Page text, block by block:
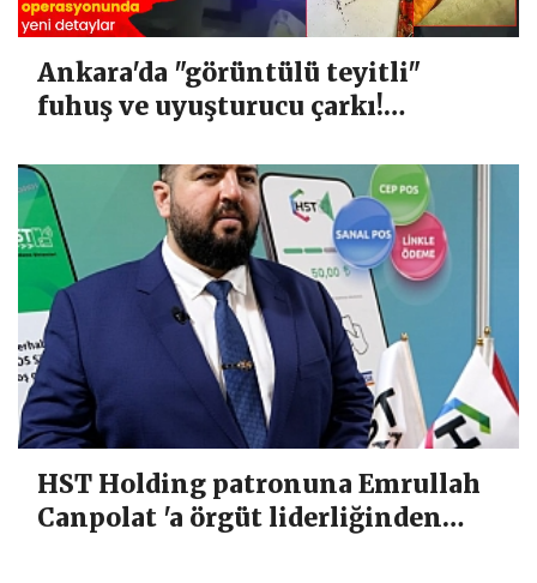
Ankara'da "görüntülü teyitli"
fuhuş ve uyuşturucu çarkı!
HST Holding patronuna Emrullah
Canpolat 'a örgüt liderliğinden